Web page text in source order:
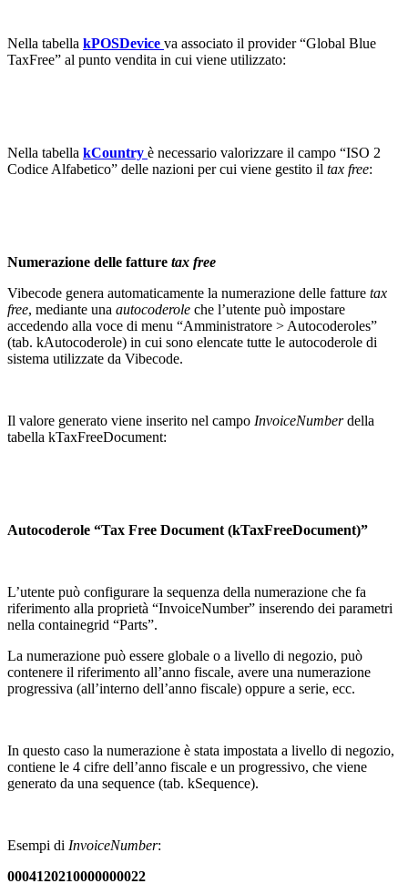
Nella tabella kPOSDevice va associato il provider “Global Blue
TaxFree” al punto vendita in cui viene utilizzato:
Nella tabella kCountry è necessario valorizzare il campo “ISO 2
Codice Alfabetico” delle nazioni per cui viene gestito il tax free:
Numerazione delle fatture tax free
Vibecode genera automaticamente la numerazione delle fatture tax
free, mediante una autocoderole che l’utente può impostare
accedendo alla voce di menu “Amministratore > Autocoderoles”
(tab. kAutocoderole) in cui sono elencate tutte le autocoderole di
sistema utilizzate da Vibecode.
Il valore generato viene inserito nel campo InvoiceNumberdella
tabella kTaxFreeDocument:
Autocoderole “Tax Free Document (kTaxFreeDocument)”
L’utente può configurare la sequenza della numerazione che fa
riferimento alla proprietà “InvoiceNumber” inserendo dei parametri
nella containegrid “Parts”.
La numerazione può essere globale o a livello di negozio, può
contenere il riferimento all’anno fiscale, avere una numerazione
progressiva (all’interno dell’anno fiscale) oppure a serie, ecc.
In questo caso la numerazione è stata impostata a livello di negozio,
contiene le 4 cifre dell’anno fiscale e un progressivo, che viene
generato da una sequence (tab. kSequence).
Esempi di InvoiceNumber:
0004120210000000022